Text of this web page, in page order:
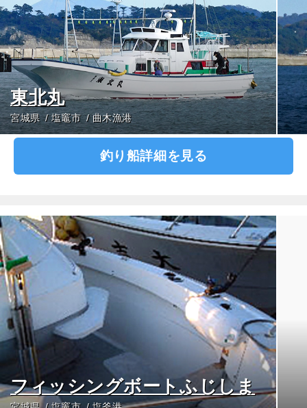
東北丸
宮城県 塩竈市 曲木漁港
釣り船詳細を見る
フィッシングボートふじしま